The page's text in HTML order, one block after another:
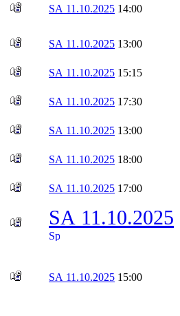
SA 11.10.2025 14:00
SA 11.10.2025 13:00
SA 11.10.2025 15:15
SA 11.10.2025 17:30
SA 11.10.2025 13:00
SA 11.10.2025 18:00
SA 11.10.2025 17:00
SA 11.10.2025
SA 11.10.2025 15:00